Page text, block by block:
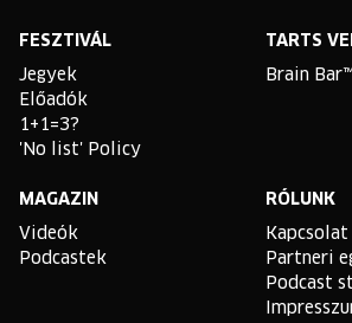
FESZTIVÁL
Jegyek
Előadók
1+1=3?
'No list' Policy
TARTS
Brain
MAGAZIN
Videók
Podcastek
RÓLUNK
Kapcsolat
Partneri
Podcast